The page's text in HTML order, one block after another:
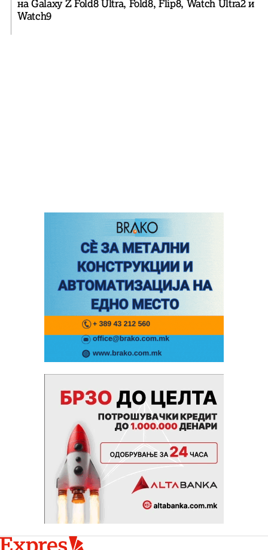
на Galaxy Z Fold8 Ultra, Fold8, Flip8, Watch Ultra2 и
Watch9